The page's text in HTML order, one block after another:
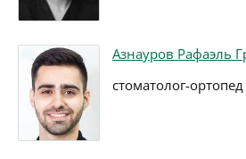
Азнауров Рафаэль
стоматолог-ортопед